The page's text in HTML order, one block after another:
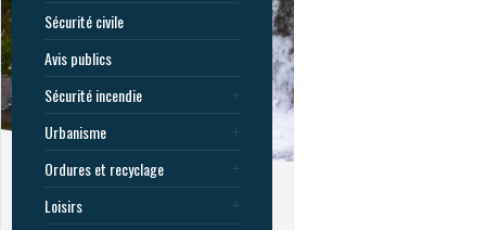
Sécurité civile
Avis publics
Sécurité incendie
Urbanisme
Ordures et recyclage
Loisirs